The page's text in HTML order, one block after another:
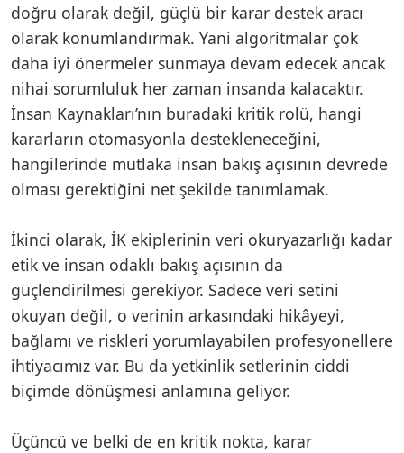
doğru olarak değil, güçlü bir karar destek aracı
olarak konumlandırmak. Yani algoritmalar çok
daha iyi önermeler sunmaya devam edecek ancak
nihai sorumluluk her zaman insanda kalacaktır.
İnsan Kaynakları’nın buradaki kritik rolü, hangi
kararların otomasyonla destekleneceğini,
hangilerinde mutlaka insan bakış açısının devrede
olması gerektiğini net şekilde tanımlamak.
İkinci olarak, İK ekiplerinin veri okuryazarlığı kadar
etik ve insan odaklı bakış açısının da
güçlendirilmesi gerekiyor. Sadece veri setini
okuyan değil, o verinin arkasındaki hikâyeyi,
bağlamı ve riskleri yorumlayabilen profesyonellere
ihtiyacımız var. Bu da yetkinlik setlerinin ciddi
biçimde dönüşmesi anlamına geliyor.
Üçüncü ve belki de en kritik nokta, karar